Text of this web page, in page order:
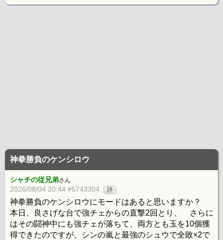
神拳勝負のケンシロウ
シャチの従兄弟さん
2026/08/04 20:44 #5743304 評
神拳勝負のケンシロウにモードはあると思いますか？
本日、良さげな台で強チェからの直撃2回とり、 さらに
はその闘神中にも強チェが落ちて、両方とも玉を10個獲
得できたのですが、シンの嵐と最強のシュウで全敗×2で